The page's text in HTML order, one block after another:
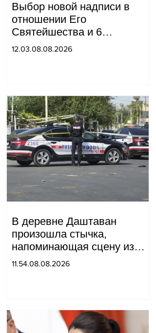
Выбор новой надписи в
отношении Его
Святейшества и 6
епископов находится в
12.03.08.08.2026
В деревне Даштаван
произошла стычка,
напоминающая сцену из
военного фильма: более 10
11.54.08.08.2026